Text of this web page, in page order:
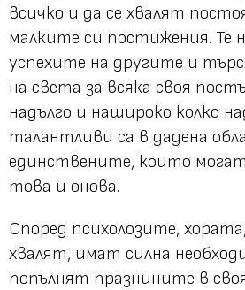
всичко и да се хвалят
малките си постижения. Те
успехите на другите и
на света за всяка своя
надълго и нашироко колко
талантливи са в дадена
единствените, които
това и онова.
Според психолозите,
хвалят, имат силна
попълнят празнините в